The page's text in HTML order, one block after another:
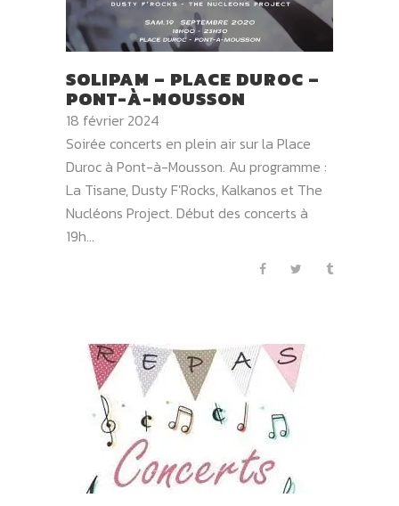
SOLIPAM – PLACE DUROC –
PONT-À-MOUSSON
18 février 2024
Soirée concerts en plein air sur la Place
Duroc à Pont-à-Mousson. Au programme :
La Tisane, Dusty F'Rocks, Kalkanos et The
Nucléons Project. Début des concerts à
19h...